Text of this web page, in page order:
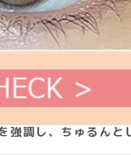
強調し、ちゅるんと